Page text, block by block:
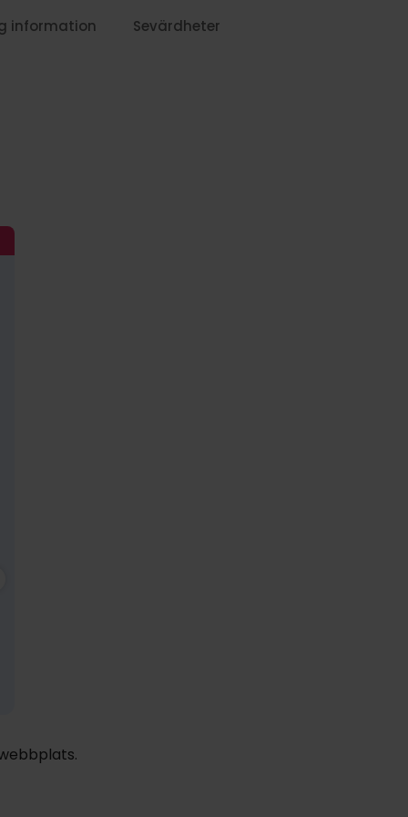
1499:-
information Sevärdheter